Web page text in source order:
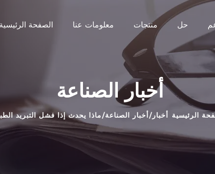
الصفحة الرئيسية معلومات عنا منتجات حل
أخبار الصناعة
الرئيسية أخبار أخبار الصناعة ماذا يحدث إذا فشل التبريد